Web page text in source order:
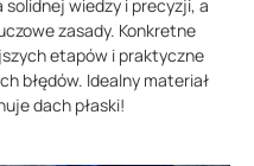
solidnej wiedzy i precyzji, a
zasady. Konkretne
etapów i praktyczne
błędów. Idealny materiał
dach płaski!